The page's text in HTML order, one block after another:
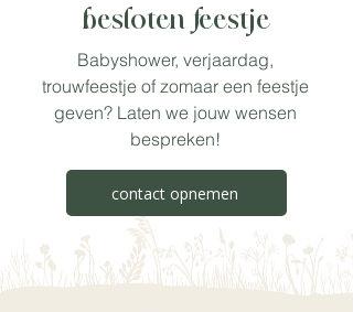
besloten feestje
Babyshower, verjaardag,
trouwfeestje of zomaar een feestje
geven? Laten we jouw wensen
bespreken!
contact opnemen